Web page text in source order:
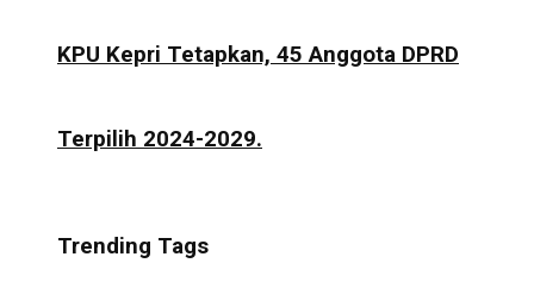
KPU Kepri Tetapkan, 45 Anggota DPRD
Terpilih 2024-2029.
Trending Tags